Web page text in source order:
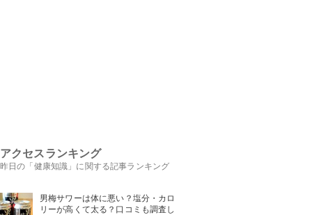
アクセスランキング
昨日の「健康知識」に関する記事ランキング
男梅サワーは体に悪い？塩分・カロ
リーが高くて太る？口コミも調査し